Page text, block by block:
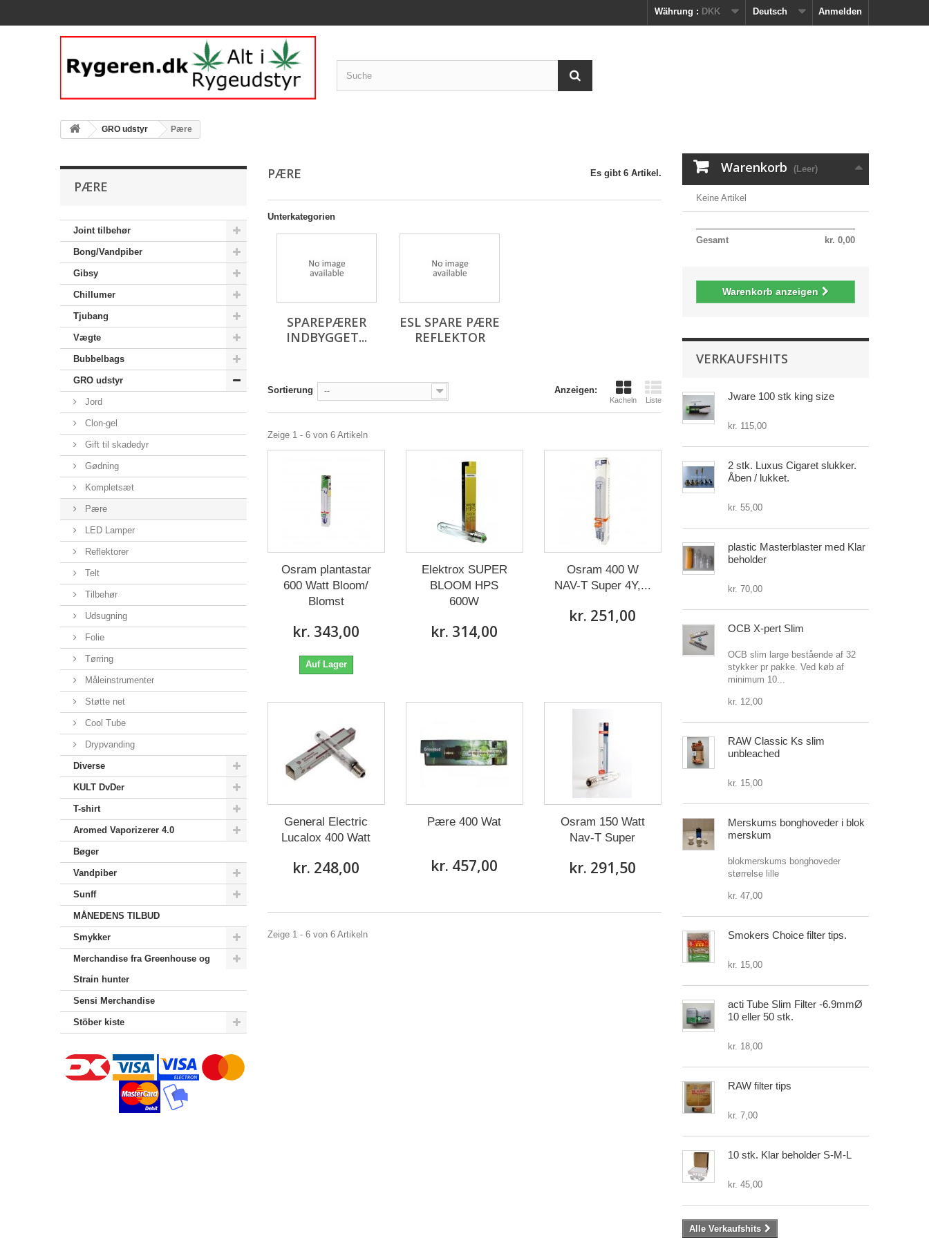
Anmelden
Deutsch
Währung : DKK
GRO udstyr Pære
PÆRE
Joint tilbehør
Bong/Vandpiber
Gibsy
Chillumer
Tjubang
Vægte
Bubbelbags
GRO udstyr
Jord
Clon-gel
Gift til skadedyr
Gødning
Kompletsæt
Pære
LED Lamper
Reflektorer
Telt
Tilbehør
Udsugning
Folie
Tørring
Måleinstrumenter
Støtte net
Cool Tube
Drypvanding
Diverse
KULT DvDer
T-shirt
Aromed Vaporizerer 4.0
Bøger
Vandpiber
Sunff
MÅNEDENS TILBUD
Smykker
Merchandise‎ fra Greenhouse og
Strain hunter
Sensi Merchandise‎
Stöber kiste
PÆRE Es gibt 6 Artikel.
Unterkategorien
SPAREPÆRER
INDBYGGET...
ESL SPARE PÆRE
REFLEKTOR
Anzeigen:
Kacheln Liste
Sortierung --
Zeige 1 - 6 von 6 Artikeln
Osram plantastar
600 Watt Bloom/
Blomst
kr. 343,00
Auf Lager
Elektrox SUPER
BLOOM HPS
600W
kr. 314,00
Osram 400 W
NAV-T Super 4Y,...
kr. 251,00
General Electric
Lucalox 400 Watt
kr. 248,00
Pære 400 Wat
kr. 457,00
Osram 150 Watt
Nav-T Super
kr. 291,50
Zeige 1 - 6 von 6 Artikeln
Warenkorb (Leer)
Keine Artikel
kr. 0,00
Gesamt
Warenkorb anzeigen
VERKAUFSHITS
Jware 100 stk king size
kr. 115,00
2 stk. Luxus Cigaret slukker.
Åben / lukket.
kr. 55,00
plastic Masterblaster med Klar
beholder
kr. 70,00
OCB X-pert Slim
OCB slim large bestående af 32
stykker pr pakke. Ved køb af
minimum 10...
kr. 12,00
RAW Classic Ks slim
unbleached
kr. 15,00
Merskums bonghoveder i blok
merskum
blokmerskums bonghoveder
størrelse lille
kr. 47,00
Smokers Choice filter tips.
kr. 15,00
acti Tube Slim Filter -6.9mmØ
10 eller 50 stk.
kr. 18,00
RAW filter tips
kr. 7,00
10 stk. Klar beholder S-M-L
kr. 45,00
Alle Verkaufshits